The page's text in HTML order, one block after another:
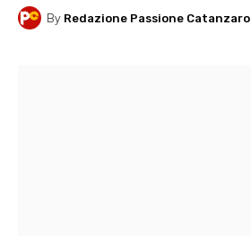
By Redazione Passione Catanzaro